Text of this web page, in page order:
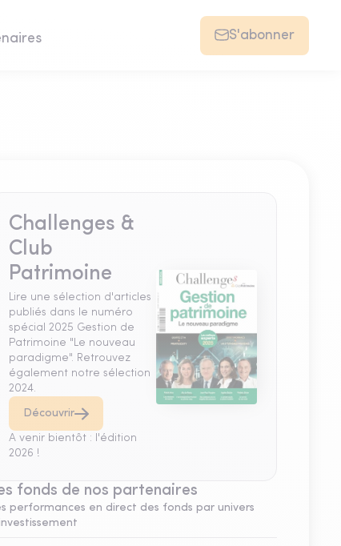
S'abonner
Challenges &
Club
Patrimoine
Lire une sélection d'articles
publiés dans le numéro
spécial 2025 Gestion de
Patrimoine "Le nouveau
paradigme". Retrouvez
également notre sélection
2024.
Découvrir
A venir bientôt : l'édition
2026 !
fonds de nos partenaires
performances en direct des fonds par univers